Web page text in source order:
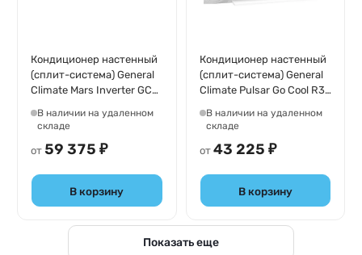
Кондиционер настенный
(сплит-система) General
Climate Mars Inverter GC-
В наличии на удаленном
складе
от 59 375 ₽
В корзину
Кондиционер настенный
(сплит-система) General
Climate Pulsar Go Cool R32
RE09HR32/GU-RE09H32
В наличии на удаленном
складе
от 43 225 ₽
В корзину
Показать еще